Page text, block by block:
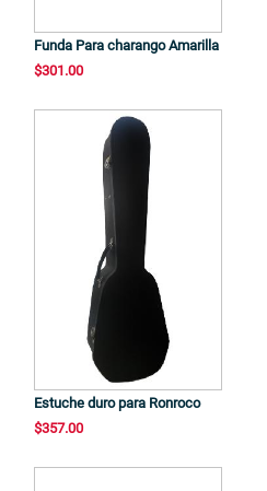
Funda Para charango Amarilla
$301.00
Estuche duro para Ronroco
$357.00